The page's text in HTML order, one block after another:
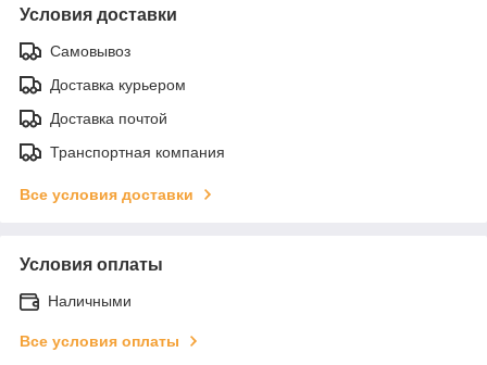
Условия доставки
Самовывоз
Доставка курьером
Доставка почтой
Транспортная компания
Все условия доставки
Условия оплаты
Наличными
Все условия оплаты